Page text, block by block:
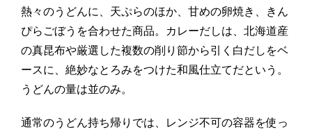
熱々のうどんに、天ぷらのほか、甘めの卵焼き、きん
ぴらごぼうを合わせた商品。カレーだしは、北海道産
の真昆布や厳選した複数の削り節から引く白だしをベ
ースに、絶妙なとろみをつけた和風仕立てだという。
うどんの量は並のみ。
通常のうどん持ち帰りでは、レンジ不可の容器を使っ